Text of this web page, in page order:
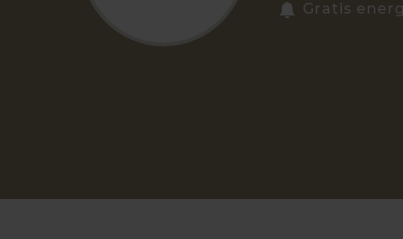
Gratis